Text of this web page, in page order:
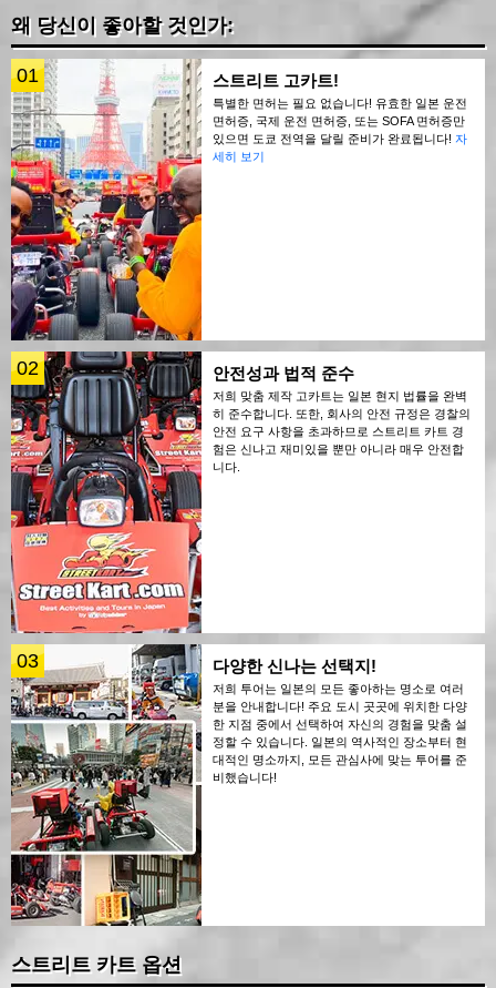
왜 당신이 좋아할 것인가:
01 스트리트 고카트!
특별한 면허는 필요 없습니다! 유효한 일본 운전
면허증, 국제 운전 면허증, 또는 SOFA 면허증만
있으면 도쿄 전역을 달릴 준비가 완료됩니다! 자
세히 보기
02 안전성과 법적 준수
저희 맞춤 제작 고카트는 일본 현지 법률을 완벽
히 준수합니다. 또한, 회사의 안전 규정은 경찰의
안전 요구 사항을 초과하므로 스트리트 카트 경
험은 신나고 재미있을 뿐만 아니라 매우 안전합
니다.
03 다양한 신나는 선택지!
저희 투어는 일본의 모든 좋아하는 명소로 여러
분을 안내합니다! 주요 도시 곳곳에 위치한 다양
한 지점 중에서 선택하여 자신의 경험을 맞춤 설
정할 수 있습니다. 일본의 역사적인 장소부터 현
대적인 명소까지, 모든 관심사에 맞는 투어를 준
비했습니다!
스트리트 카트 옵션